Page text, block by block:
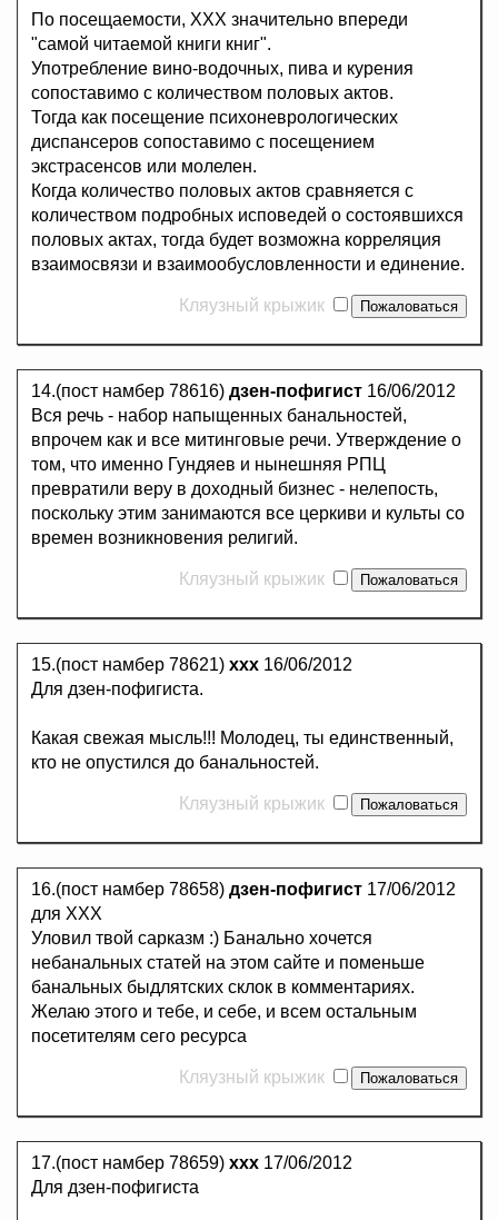
По посещаемости, ХХХ значительно впереди
"самой читаемой книги книг".
Употребление вино-водочных, пива и курения
сопоставимо с количеством половых актов.
Тогда как посещение психоневрологических
диспансеров сопоставимо с посещением
экстрасенсов или молелен.
Когда количество половых актов сравняется с
количеством подробных исповедей о состоявшихся
половых актах, тогда будет возможна корреляция
взаимосвязи и взаимообусловленности и единение.
Кляузный крыжик
14.(пост намбер 78616) дзен-пофигист 16/06/2012
Вся речь - набор напыщенных банальностей,
впрочем как и все митинговые речи. Утверждение о
том, что именно Гундяев и нынешняя РПЦ
превратили веру в доходный бизнес - нелепость,
поскольку этим занимаются все церкиви и культы со
времен возникновения религий.
Кляузный крыжик
15.(пост намбер 78621) ххх 16/06/2012
Для дзен-пофигиста.
Какая свежая мысль!!! Молодец, ты единственный,
кто не опустился до банальностей.
Кляузный крыжик
16.(пост намбер 78658) дзен-пофигист 17/06/2012
для ХХХ
Уловил твой сарказм :) Банально хочется
небанальных статей на этом сайте и поменьше
банальных быдлятских склок в комментариях.
Желаю этого и тебе, и себе, и всем остальным
посетителям сего ресурса
Кляузный крыжик
17.(пост намбер 78659) ххх 17/06/2012
Для дзен-пофигиста